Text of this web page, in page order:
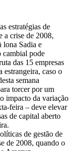
estratégias de
a crise de 2008,
lona Sadia e
cambial pode
das 15 empresas
estrangeira, caso o
semana
torcer por um
impacto da variação
feira – deve elevar
de capital aberto
de gestão de
de 2008, quando o